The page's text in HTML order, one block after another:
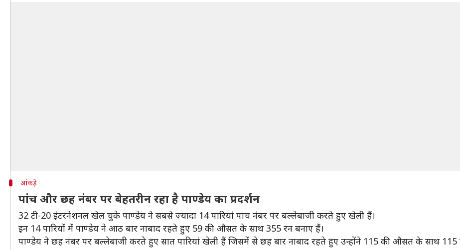
आंकड़े
पांच और छह नंबर पर बेहतरीन रहा है पाण्डेय का प्रदर्शन
32 टी-20 इंटरनेशनल खेल चुके पाण्डेय ने सबसे ज़्यादा 14 पारियां पांच नंबर पर बल्लेबाजी करते हुए खेली हैं।
इन 14 पारियों में पाण्डेय ने आठ बार नाबाद रहते हुए 59 की औसत के साथ 355 रन बनाए हैं।
पाण्डेय ने छह नंबर पर बल्लेबाजी करते हुए सात पारियां खेली हैं जिसमें से छह बार नाबाद रहते हुए उन्होंने 115 की औसत के साथ 115